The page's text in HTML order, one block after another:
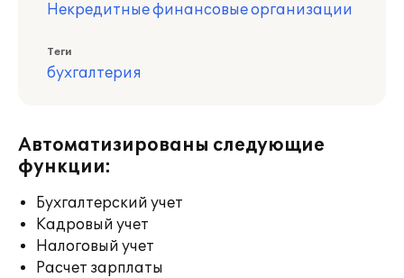
Некредитные финансовые организации
Теги
бухгалтерия
Автоматизированы следующие
функции:
Бухгалтерский учет
Кадровый учет
Налоговый учет
Расчет зарплаты